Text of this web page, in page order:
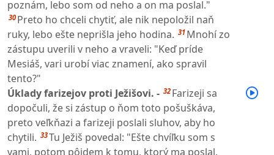
poznám, lebo som od neho a on ma poslal."
30 Preto ho chceli chytiť, ale nik nepoložil naň
ruky, lebo ešte neprišla jeho hodina. 31 Mnohí zo
zástupu uverili v neho a vraveli: "Keď príde
Mesiáš, vari urobí viac znamení, ako spravil
tento?"
Úklady farizejov proti Ježišovi. - 32 Farizeji sa
dopočuli, že si zástup o ňom toto pošuškáva,
preto veľkňazi a farizeji poslali sluhov, aby ho
chytili. 33Tu Ježiš povedal: "Ešte chvíľku som s
vami, potom pôjdem k tomu, ktorý ma poslal.